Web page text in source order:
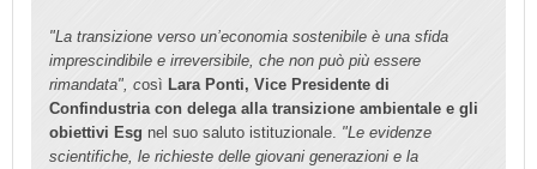
"La transizione verso un’economia sostenibile è una sfida
imprescindibile e irreversibile, che non può più essere
rimandata", così Lara Ponti, Vice Presidente di
Confindustria con delega alla transizione ambientale e gli
obiettivi Esg nel suo saluto istituzionale. "Le evidenze
scientifiche, le richieste delle giovani generazioni e la